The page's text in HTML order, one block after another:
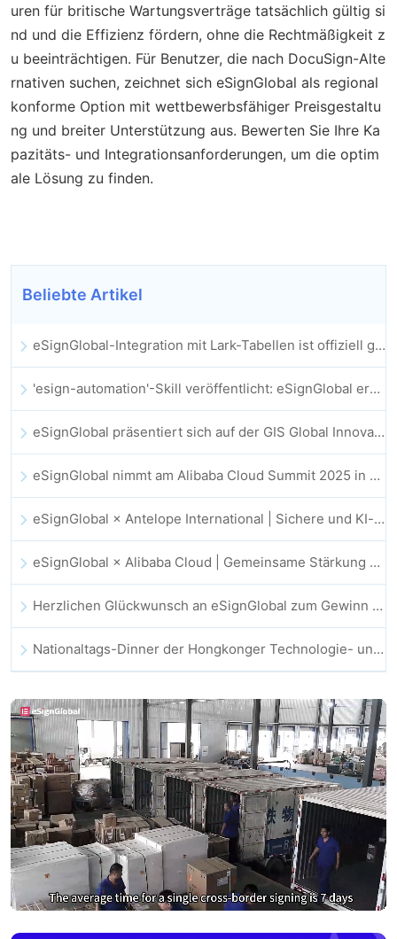
uren für britische Wartungsverträge tatsächlich gültig si
nd und die Effizienz fördern, ohne die Rechtmäßigkeit z
u beeinträchtigen. Für Benutzer, die nach DocuSign-Alte
rnativen suchen, zeichnet sich eSignGlobal als regional
konforme Option mit wettbewerbsfähiger Preisgestaltu
ng und breiter Unterstützung aus. Bewerten Sie Ihre Ka
pazitäts- und Integrationsanforderungen, um die optim
ale Lösung zu finden.
Beliebte Artikel
eSignGlobal-Integration mit Lark-Tabellen ist offiziell gestartet: Vollständige Automatisierung der elektronischen Vertragsunterzeichnung und -archivierung
'esign-automation'-Skill veröffentlicht: eSignGlobal ermöglicht OpenClaw automatisierte E-Signaturen
eSignGlobal präsentiert sich auf der GIS Global Innovation Exhibition 2025
eSignGlobal nimmt am Alibaba Cloud Summit 2025 in Hongkong teil und treibt KI-gestützte Cloud-Innovationen sowie digitales Vertrauen voran
eSignGlobal × Antelope International | Sichere und KI-gestützte digitale Workflows vorantreiben
eSignGlobal × Alibaba Cloud | Gemeinsame Stärkung des globalen digitalen Vertrauens im Fintech-Bereich
Herzlichen Glückwunsch an eSignGlobal zum Gewinn des CAHK STAR Award 2025!
Nationaltags-Dinner der Hongkonger Technologie- und Innovationsgemeinschaft